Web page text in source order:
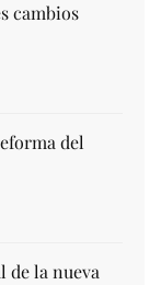
cambios
del
de la nueva